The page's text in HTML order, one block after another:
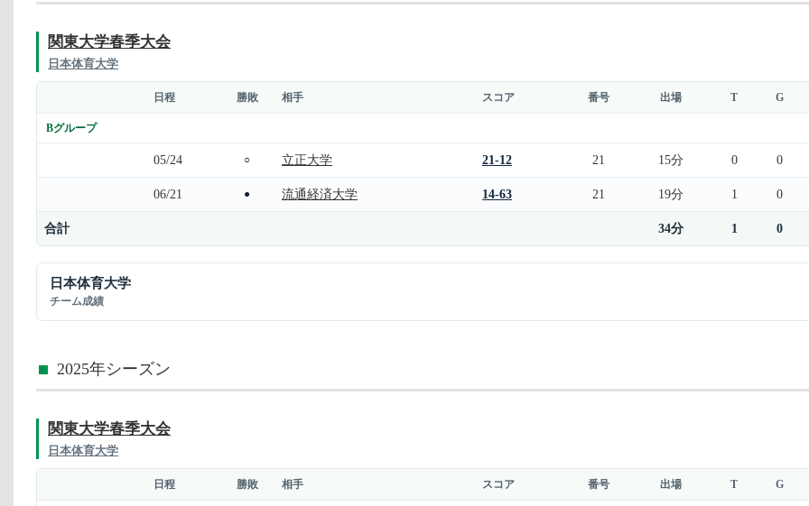
関東大学春季大会
日本体育大学
日程 勝敗 相手 スコア 番号 出場 T G
Bグループ
05/24 ○ 立正大学 21-12 21 15分 0 0
06/21 ● 流通経済大学 14-63 21 19分 1 0
合計 34分 1 0
日本体育大学
チーム成績
2025年シーズン
関東大学春季大会
日本体育大学
日程 勝敗 相手 スコア 番号 出場 T G